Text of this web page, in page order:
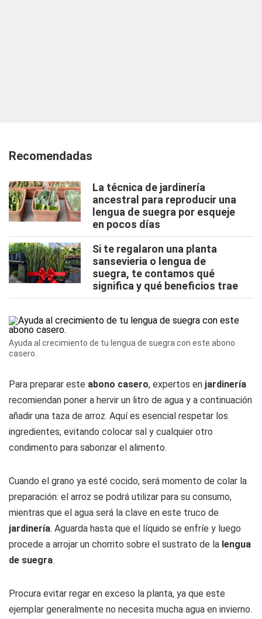
Recomendadas
La técnica de jardinería
ancestral para reproducir una
lengua de suegra por esqueje
en pocos días
Si te regalaron una planta
sansevieria o lengua de
suegra, te contamos qué
significa y qué beneficios trae
Ayuda al crecimiento de tu lengua de suegra con este abono
casero.
Para preparar este abono casero, expertos en jardinería
recomiendan poner a hervir un litro de agua y a continuación
añadir una taza de arroz. Aquí es esencial respetar los
ingredientes, evitando colocar sal y cualquier otro
condimento para saborizar el alimento.
Cuando el grano ya esté cocido, será momento de colar la
preparación: el arroz se podrá utilizar para su consumo,
mientras que el agua será la clave en este truco de
jardinería. Aguarda hasta que el líquido se enfríe y luego
procede a arrojar un chorrito sobre el sustrato de la lengua
de suegra.
Procura evitar regar en exceso la planta, ya que este
ejemplar generalmente no necesita mucha agua en invierno.